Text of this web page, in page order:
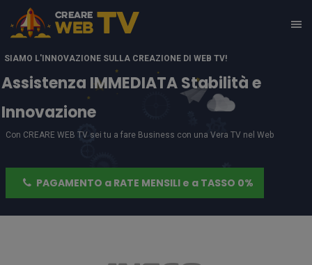
SIAMO L'INNOVAZIONE SULLA CREAZIONE DI WEB TV!
Assistenza IMMEDIATA Stabilità e
Innovazione
Con CREARE WEB TV sei tu a fare Business con una Vera TV nel Web
PAGAMENTO a RATE MENSILI e a TASSO 0%